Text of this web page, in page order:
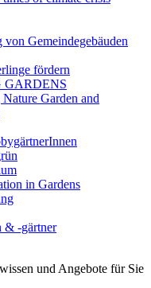
Gemeindegebäuden
fördern
GARDENS
Garden and
in Gardens
& -gärtner
und Angebote für Sie